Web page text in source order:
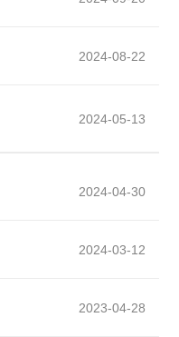
2024-08-22
2024-05-13
2024-04-30
2024-03-12
2023-04-28